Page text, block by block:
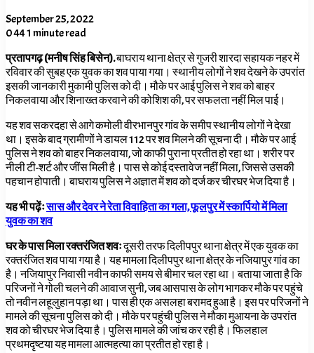
September 25, 2022
0441 minute read
प्रतापगढ़ (मनीष सिंह बिसेन).बाघराय थाना क्षेत्र से गुजरी शारदा सहायक नहर में
रविवार की सुबह एक युवक का शव पाया गया। स्थानीय लोगों ने शव देखने के उपरांत
इसकी जानकारी मुकामी पुलिस को दी। मौके पर आई पुलिस ने शव को बाहर
निकलवाया और शिनाख्त करवाने की कोशिश की, पर सफलता नहीं मिल पाई।
यह शव सकरदहा से आगे कमोली वीरभानपुर गांव के समीप स्थानीय लोगों ने देखा
था। इसके बाद ग्रामीणों ने डायल 112 पर शव मिलने की सूचना दी। मौके पर आई
पुलिस ने शव को बाहर निकलवाया, जो काफी पुराना प्रतीत हो रहा था। शरीर पर
नीली टी-शर्ट और जींस मिली है। पास से कोई दस्तावेज नहीं मिला, जिससे उसकी
पहचान होपाती। बाघराय पुलिस ने अज्ञात में शव को दर्ज कर चीरघर भेज दिया है।
यह भी पढ़ेंःसास और देवर ने रेता विवाहिता का गला, फूलपुर में स्कार्पियो में मिला
युवक का शव
घर के पास मिला रक्तरंजित शवःदूसरी तरफ दिलीपपुर थाना क्षेत्र में एक युवक का
रक्तरंजित शव पाया गया है। यह मामला दिलीपपुर थाना क्षेत्र के नजियापुर गांव का
है। नजियापुर निवासी नवीन काफी समय से बीमार चल रहा था। बताया जाता है कि
परिजनों ने गोली चलने की आवाज सुनी, जब आसपास के लोग भागकर मौके पर पहुंचे
तो नवीन लहूलुहान पड़ा था। पास ही एक असलहा बरामद हुआ है। इस पर परिजनों ने
मामले की सूचना पुलिस को दी। मौके पर पहुंची पुलिस ने मौका मुआयना के उपरांत
शव को चीरघर भेज दिया है। पुलिस मामले की जांच कर रही है। फिलहाल
प्रथमदृष्टया यह मामला आत्महत्या का प्रतीत हो रहा है।